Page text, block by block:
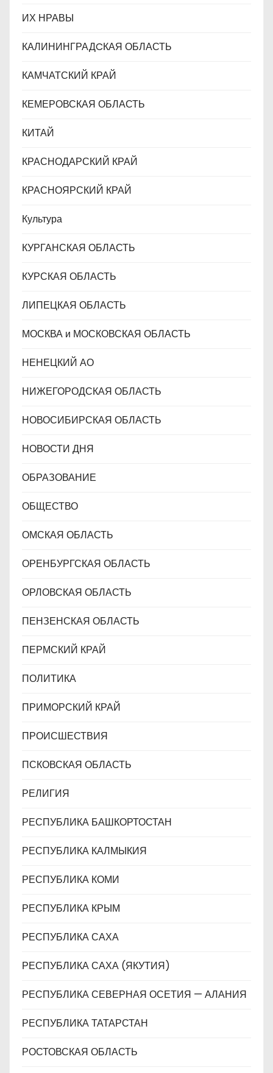
ИХ НРАВЫ
КАЛИНИНГРАДCКАЯ ОБЛАСТЬ
КАМЧАТСКИЙ КРАЙ
КЕМЕРОВСКАЯ ОБЛАСТЬ
КИТАЙ
КРАСНОДАРСКИЙ КРАЙ
КРАСНОЯРСКИЙ КРАЙ
Культура
КУРГАНСКАЯ ОБЛАСТЬ
КУРСКАЯ ОБЛАСТЬ
ЛИПЕЦКАЯ ОБЛАСТЬ
МОСКВА и МОСКОВСКАЯ ОБЛАСТЬ
НЕНЕЦКИЙ АО
НИЖЕГОРОДСКАЯ ОБЛАСТЬ
НОВОСИБИРСКАЯ ОБЛАСТЬ
НОВОСТИ ДНЯ
ОБРАЗОВАНИЕ
ОБЩЕСТВО
ОМСКАЯ ОБЛАСТЬ
ОРЕНБУРГСКАЯ ОБЛАСТЬ
ОРЛОВСКАЯ ОБЛАСТЬ
ПЕНЗЕНСКАЯ ОБЛАСТЬ
ПЕРМСКИЙ КРАЙ
ПОЛИТИКА
ПРИМОРСКИЙ КРАЙ
ПРОИСШЕСТВИЯ
ПСКОВСКАЯ ОБЛАСТЬ
РЕЛИГИЯ
РЕСПУБЛИКА БАШКОРТОСТАН
РЕСПУБЛИКА КАЛМЫКИЯ
РЕСПУБЛИКА КОМИ
РЕСПУБЛИКА КРЫМ
РЕСПУБЛИКА САХА
РЕСПУБЛИКА САХА (ЯКУТИЯ)
РЕСПУБЛИКА СЕВЕРНАЯ ОСЕТИЯ — АЛАНИЯ
РЕСПУБЛИКА ТАТАРСТАН
РОСТОВСКАЯ ОБЛАСТЬ